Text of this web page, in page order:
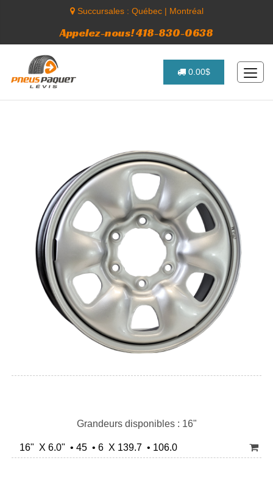
Succursales : Québec| Montréal
Appelez-nous! 418-830-0638
0.00$
Grandeurs disponibles : 16"
16" X 6.0" • 45 • 6 X 139.7 • 106.0